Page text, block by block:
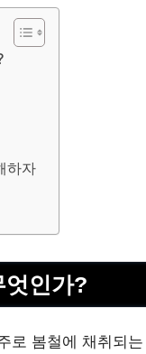
하자
엇인가?
로 봄철에 채취되